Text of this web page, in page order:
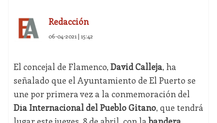
Redacción
06-04-2021 | 15:42
El concejal de Flamenco, David Calleja, ha
señalado que el Ayuntamiento de El Puerto se
une por primera vez a la conmemoración del
Día Internacional del Pueblo Gitano, que tendrá